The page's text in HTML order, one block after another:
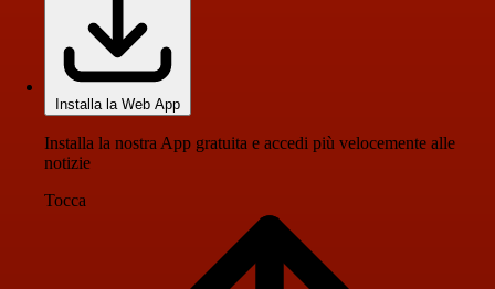
Installa la Web App
Installa la nostra App gratuita e accedi più velocemente alle
notizie
Tocca